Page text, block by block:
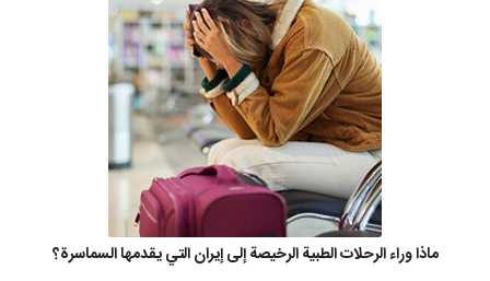
ماذا وراء الرحلات الطبية الرخيصة إلى إيران التي يقدمها السماسرة؟